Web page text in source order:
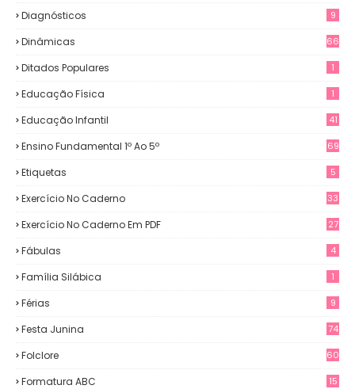
Diagnósticos 9
Dinâmicas 66
Ditados Populares 1
Educação Física 1
Educação Infantil 41
Ensino Fundamental 1º Ao 5º 69
Etiquetas 5
Exercício No Caderno 33
Exercício No Caderno Em PDF 27
Fábulas 4
Família Silábica 1
Férias 9
Festa Junina 74
Folclore 60
Formatura ABC 15